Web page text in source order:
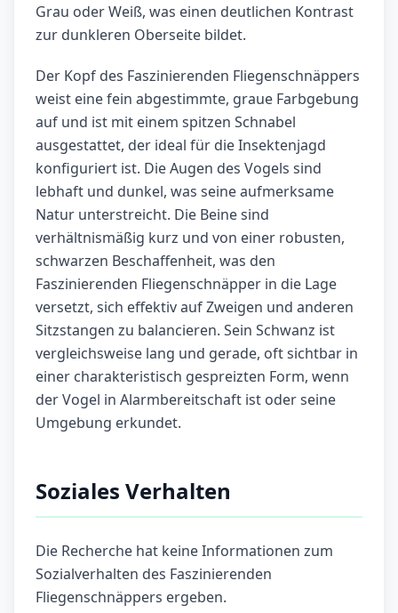
Grau oder Weiß, was einen deutlichen Kontrast
zur dunkleren Oberseite bildet.
Der Kopf des Faszinierenden Fliegenschnäppers
weist eine fein abgestimmte, graue Farbgebung
auf und ist mit einem spitzen Schnabel
ausgestattet, der ideal für die Insektenjagd
konfiguriert ist. Die Augen des Vogels sind
lebhaft und dunkel, was seine aufmerksame
Natur unterstreicht. Die Beine sind
verhältnismäßig kurz und von einer robusten,
schwarzen Beschaffenheit, was den
Faszinierenden Fliegenschnäpper in die Lage
versetzt, sich effektiv auf Zweigen und anderen
Sitzstangen zu balancieren. Sein Schwanz ist
vergleichsweise lang und gerade, oft sichtbar in
einer charakteristisch gespreizten Form, wenn
der Vogel in Alarmbereitschaft ist oder seine
Umgebung erkundet.
Soziales Verhalten
Die Recherche hat keine Informationen zum
Sozialverhalten des Faszinierenden
Fliegenschnäppers ergeben.